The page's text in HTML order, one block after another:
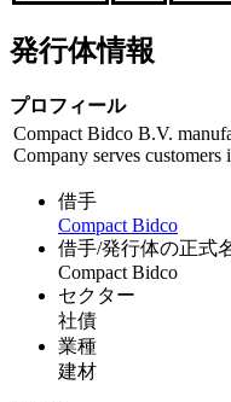
発行体情報
プロフィール
Compact Bidco B.V.
Company serves customers
借手
Compact Bidco
借手/発行体の正式
Compact Bidco
セクター
社債
業種
建材